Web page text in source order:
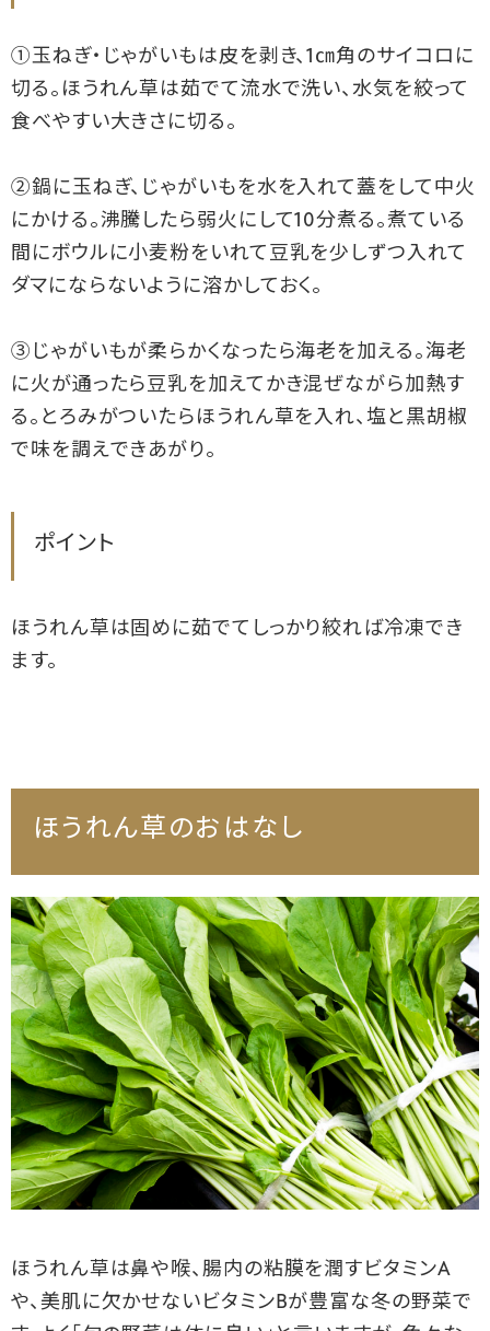
①玉ねぎ・じゃがいもは皮を剥き、1㎝角のサイコロに
切る。ほうれん草は茹でて流水で洗い、水気を絞って
食べやすい大きさに切る。
②鍋に玉ねぎ、じゃがいもを水を入れて蓋をして中火
にかける。沸騰したら弱火にして10分煮る。煮ている
間にボウルに小麦粉をいれて豆乳を少しずつ入れて
ダマにならないように溶かしておく。
③じゃがいもが柔らかくなったら海老を加える。海老
に火が通ったら豆乳を加えてかき混ぜながら加熱す
る。とろみがついたらほうれん草を入れ、塩と黒胡椒
で味を調えできあがり。
ポイント
ほうれん草は固めに茹でてしっかり絞れば冷凍でき
ます。
ほうれん草のおはなし
ほうれん草は鼻や喉、腸内の粘膜を潤すビタミンA
や、美肌に欠かせないビタミンBが豊富な冬の野菜で